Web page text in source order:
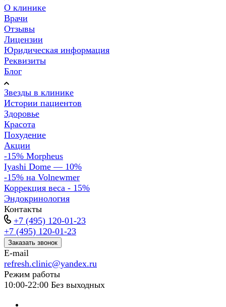
О клинике
Врачи
Отзывы
Лицензии
Юридическая информация
Реквизиты
Блог
Звезды в клинике
Истории пациентов
Здоровье
Красота
Похудение
Акции
-15% Morpheus
Iyashi Dome — 10%
-15% на Volnewmer
Коррекция веса - 15%
Эндокринология
Контакты
+7 (495) 120-01-23
+7 (495) 120-01-23
Заказать звонок
E-mail
refresh.clinic@yandex.ru
Режим работы
10:00-22:00 Без выходных